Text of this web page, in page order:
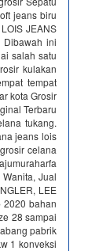
jeans biru
JEANS
Dibawah ini
salah satu
kulakan
tempat
kota Grosir
Terbaru
tukang.
jeans lois
celana
Jual
LEE
2020 bahan
28 sampai
pabrik
1 konveksi